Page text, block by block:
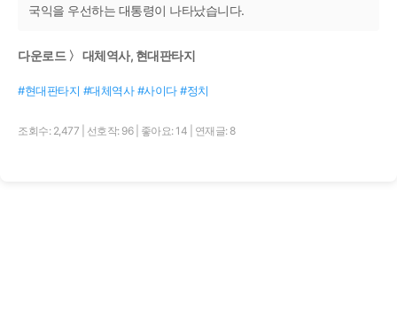
국익을 우선하는 대통령이 나타났습니다.
다운로드 〉 대체역사, 현대판타지
#현대판타지 #대체역사 #사이다 #정치
조회수: 2,477 선호작: 96 좋아요: 14 연재글: 8